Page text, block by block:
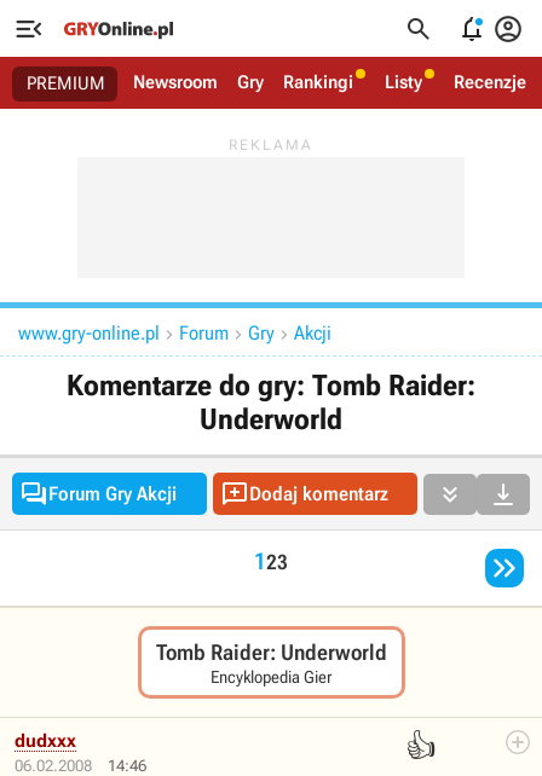
   
PREMIUM Newsroom Gry Rankingi Listy Recenzje
www.gry-online.pl  Forum  Gry  Akcji
Komentarze do gry: Tomb Raider:
Underworld
Forum Gry Akcji Dodaj komentarz  
123 
Tomb Raider: Underworld
Encyklopedia Gier
06.02.2008 14:46
👍
dudxxx